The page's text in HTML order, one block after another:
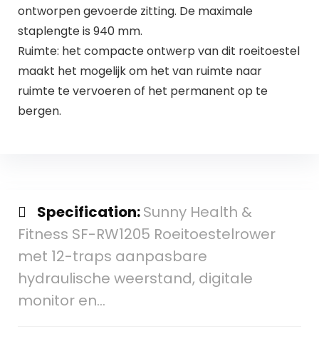
ontworpen gevoerde zitting. De maximale
staplengte is 940 mm.
Ruimte: het compacte ontwerp van dit roeitoestel
maakt het mogelijk om het van ruimte naar
ruimte te vervoeren of het permanent op te
bergen.
Specification:Sunny Health &
Fitness SF-RW1205 Roeitoestelrower
met 12-traps aanpasbare
hydraulische weerstand, digitale
monitor en…